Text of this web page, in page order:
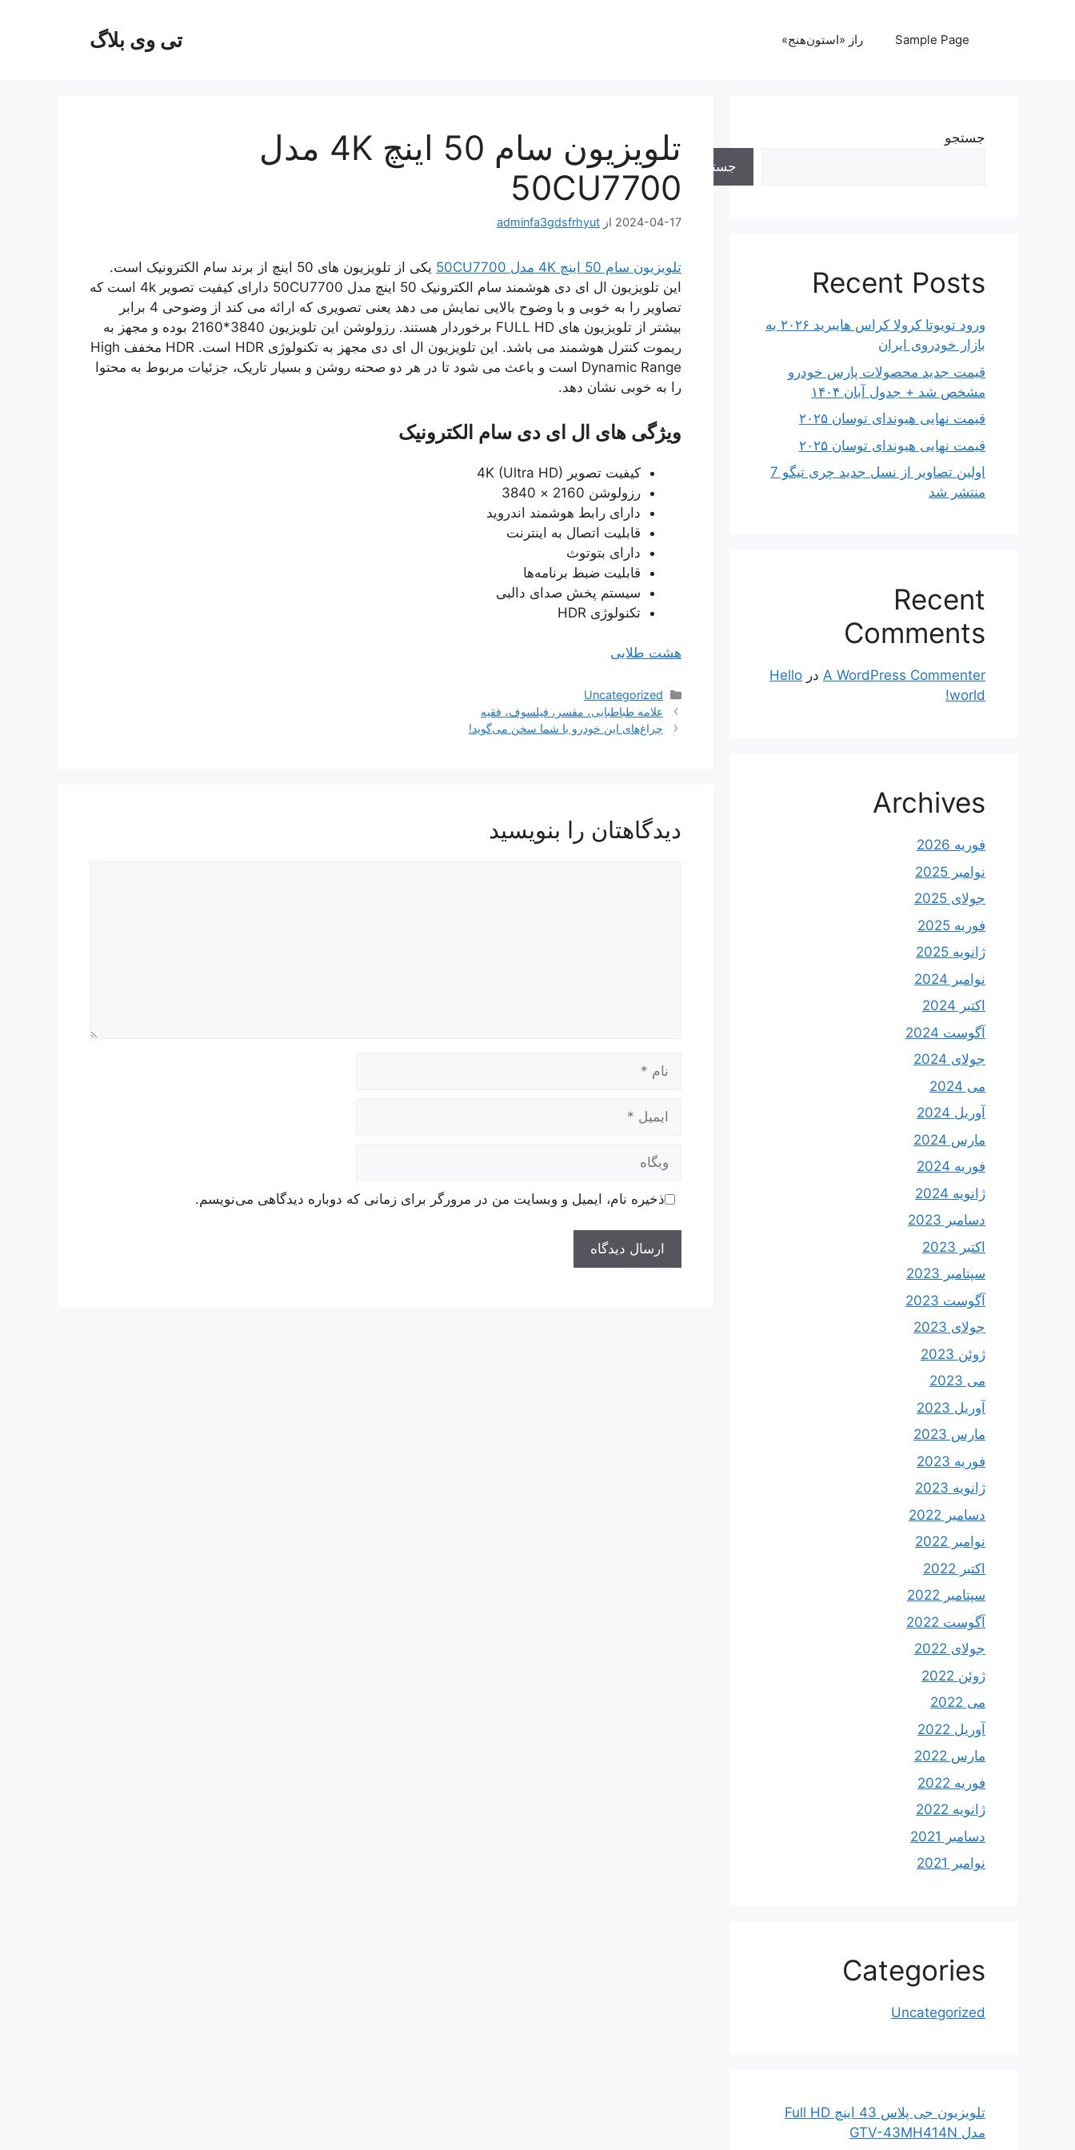
تی وی بلاگ Sample Page راز «استون‌هنج»
تلویزیون سام 50 اینچ 4K مدل
50CU7700
2024-04-17 از adminfa3gdsfrhyut
تلویزیون سام 50 اینچ 4K مدل 50CU7700
یکی از تلویزیون های 50 اینچ از برند سام الکترونیک است.
این تلویزیون ال ای دی هوشمند سام الکترونیک 50 اینچ مدل 50CU7700 دارای کیفیت تصویر 4k است که
تصاویر را به خوبی و با وضوح بالایی نمایش می دهد یعنی تصویری که ارائه می کند از وضوحی 4 برابر
بیشتر از تلویزیون های FULL HD برخوردار هستند. رزولوشن این تلویزیون 3840*2160 بوده و مجهز به
ریموت کنترل هوشمند می باشد. این تلویزیون ال ای دی مجهز به تکنولوژی HDR است. HDR مخفف High
Dynamic Range است و باعث می شود تا در هر دو صحنه روشن و بسیار تاریک، جزئیات مربوط به محتوا
را به خوبی نشان دهد.
ویژگی های ال ای دی سام الکترونیک
کیفیت تصویر 4K (Ultra HD)
رزولوشن 2160 × 3840
دارای رابط هوشمند اندروید
قابلیت اتصال به اینترنت
دارای بتوتوث
قابلیت ضبط برنامه‌ها
سیستم پخش صدای دالبی
تکنولوژی HDR
هشت طلایی
دسته‌ها
Uncategorized
ناوبری
نوشته‌ها
علامه طباطبایی، مفسر، فیلسوف، فقیه
چراغ‌های این خودرو با شما سخن می‌گوید!
دیدگاهتان را بنویسید
ایمیل
وبگاه
ذخیره نام، ایمیل و وبسایت من در مرورگر برای زمانی که دوباره دیدگاهی می‌نویسم.
جستجو
جستجو
Recent Posts
ورود تویوتا کرولا کراس هایبرید ۲۰۲۶ به
بازار خودروی ایران
قیمت جدید محصولات پارس خودرو
مشخص شد + جدول آبان ۱۴۰۴
قیمت نهایی هیوندای توسان ۲۰۲۵
قیمت نهایی هیوندای توسان ۲۰۲۵
اولین تصاویر از نسل جدید چری تیگو 7
منتشر شد
Recent
Comments
A WordPress Commenter در Hello
world!
Archives
فوریه 2026
نوامبر 2025
جولای 2025
فوریه 2025
ژانویه 2025
نوامبر 2024
اکتبر 2024
آگوست 2024
جولای 2024
می 2024
آوریل 2024
مارس 2024
فوریه 2024
ژانویه 2024
دسامبر 2023
اکتبر 2023
سپتامبر 2023
آگوست 2023
جولای 2023
ژوئن 2023
می 2023
آوریل 2023
مارس 2023
فوریه 2023
ژانویه 2023
دسامبر 2022
نوامبر 2022
اکتبر 2022
سپتامبر 2022
آگوست 2022
جولای 2022
ژوئن 2022
می 2022
آوریل 2022
مارس 2022
فوریه 2022
ژانویه 2022
دسامبر 2021
نوامبر 2021
Categories
Uncategorized
تلویزیون جی پلاس 43 اینچ Full HD
مدل GTV-43MH414N